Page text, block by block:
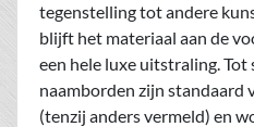
tegenstelling tot andere
blijft het materiaal aan de
een hele luxe uitstraling. Tot
naamborden zijn standaard
(tenzij anders vermeld) en